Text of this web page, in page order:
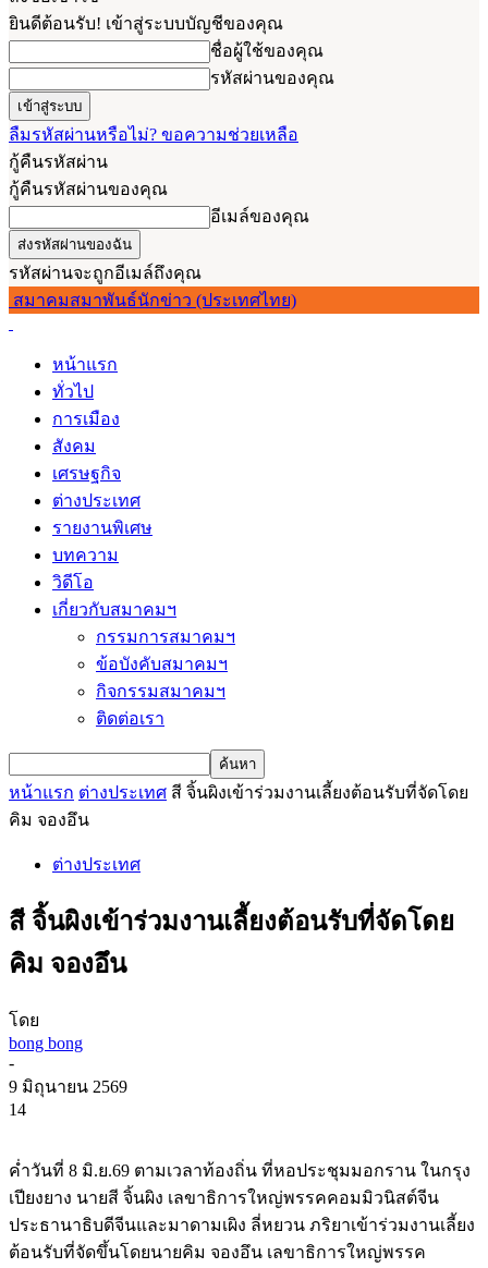
ยินดีต้อนรับ! เข้าสู่ระบบบัญชีของคุณ
ชื่อผู้ใช้ของคุณ
รหัสผ่านของคุณ
ลืมรหัสผ่านหรือไม่? ขอความช่วยเหลือ
กู้คืนรหัสผ่าน
กู้คืนรหัสผ่านของคุณ
อีเมล์ของคุณ
รหัสผ่านจะถูกอีเมล์ถึงคุณ
สมาคมสมาพันธ์นักข่าว (ประเทศไทย)
หน้าแรก
ทั่วไป
การเมือง
สังคม
เศรษฐกิจ
ต่างประเทศ
รายงานพิเศษ
บทความ
วิดีโอ
เกี่ยวกับสมาคมฯ
กรรมการสมาคมฯ
ข้อบังคับสมาคมฯ
กิจกรรมสมาคมฯ
ติดต่อเรา
หน้าแรก ต่างประเทศ สี จิ้นผิงเข้าร่วมงานเลี้ยงต้อนรับที่จัดโดย
คิม จองอึน
ต่างประเทศ
สี จิ้นผิงเข้าร่วมงานเลี้ยงต้อนรับที่จัดโดย
คิม จองอึน
โดย
bong bong
-
9 มิถุนายน 2569
14
ค่ำวันที่ 8 มิ.ย.69 ตามเวลาท้องถิ่น ที่หอประชุมมอกราน ในกรุง
เปียงยาง นายสี จิ้นผิง เลขาธิการใหญ่พรรคคอมมิวนิสต์จีน
ประธานาธิบดีจีนและมาดามเผิง ลี่หยวน ภริยาเข้าร่วมงานเลี้ยง
ต้อนรับที่จัดขึ้นโดยนายคิม จองอึน เลขาธิการใหญ่พรรค